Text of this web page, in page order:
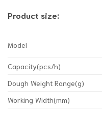
Product size:
Model
Capacity(pcs/h)
Dough Weight Range(g)
Working Width(mm)